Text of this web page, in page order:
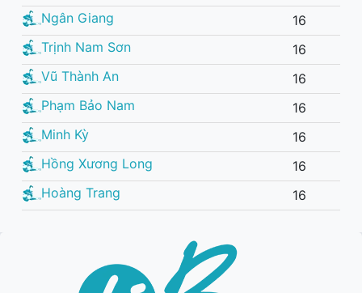
Ngân Giang
16
Trịnh Nam Sơn
16
Vũ Thành An
16
Phạm Bảo Nam
16
Minh Kỳ
16
Hồng Xương Long
16
Hoàng Trang
16